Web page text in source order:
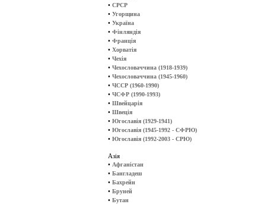
• СРСР
• Угорщина
• Україна
• Фінляндія
• Франція
• Хорватія
• Чехія
• Чехословаччина (1918-1939)
• Чехословаччина (1945-1960)
• ЧССР (1960-1990)
• ЧСФР (1990-1993)
• Швейцарія
• Швеція
• Югославія (1929-1941)
• Югославія (1945-1992 - СФРЮ)
• Югославія (1992-2003 - СРЮ)
Азія
• Афганістан
• Бангладеш
• Бахрейн
• Бруней
• Бутан